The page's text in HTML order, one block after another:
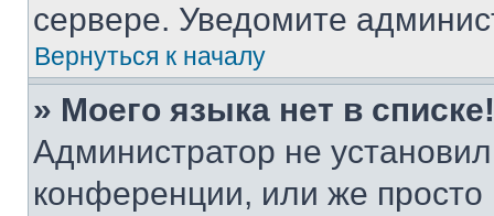
сервере. Уведомите
Вернуться к началу
» Моего языка нет в списке!
Администратор не
конференции, или же